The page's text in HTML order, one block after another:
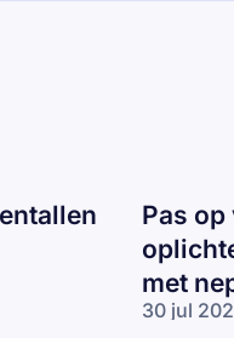
Pas
met
30 jul